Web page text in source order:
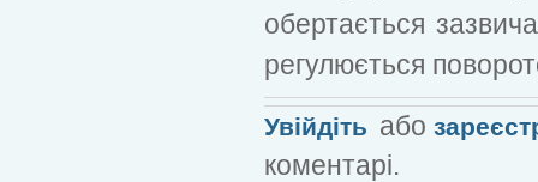
обертається
регулюється
Увійдіть або
коментарі.